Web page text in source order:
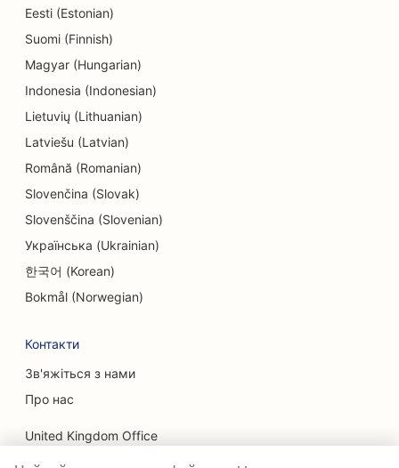
SEO для електриків
SEO для магазинів електроніки
SEO для лікарів-ендодонтистів
SEO для інжинірингових компаній
SEO для квест-кімнат
ЕО для етнічних ресторанів
SEO для ресторанів 'від ферми до столу
SEO для ресторанів швидкого харчування
SEO для фінансових послуг
SEO для ресторанів високої кухні
Eesti (Estonian)
Suomi (Finnish)
Magyar (Hungarian)
Indonesia (Indonesian)
Lietuvių (Lithuanian)
Latviešu (Latvian)
Română (Romanian)
Slovenčina (Slovak)
Slovenščina (Slovenian)
Українська (Ukrainian)
한국어 (Korean)
Bokmål (Norwegian)
Контакти
Зв'яжіться з нами
Про нас
United Kingdom Office